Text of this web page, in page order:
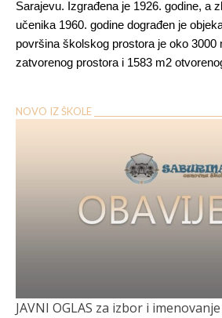
Sarajevu. Izgrađena je 1926. godine, a
učenika 1960. godine dograđen je
površina školskog prostora je oko 3000
zatvorenog prostora i 1583 m2
NOVO IZ ŠKOLE __________________________________
JAVNI OGLAS za izbor i